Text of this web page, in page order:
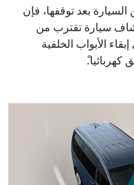
بعد توقفها، فإن
سيارة تقترب من
الأبواب الخلفية
كهربائيا.ً